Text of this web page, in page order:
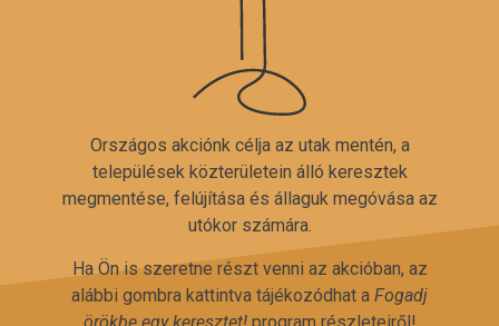
Országos akciónk célja az utak mentén, a
települések közterületein álló keresztek
megmentése, felújítása és állaguk megóvása az
utókor számára.
Ha Ön is szeretne részt venni az akcióban, az
alábbi gombra kattintva tájékozódhat a Fogadj
örökbe egy keresztet!program részleteiről!